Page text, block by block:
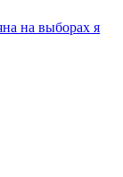
на выборах я